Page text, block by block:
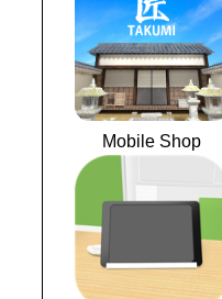
Mobile Shop